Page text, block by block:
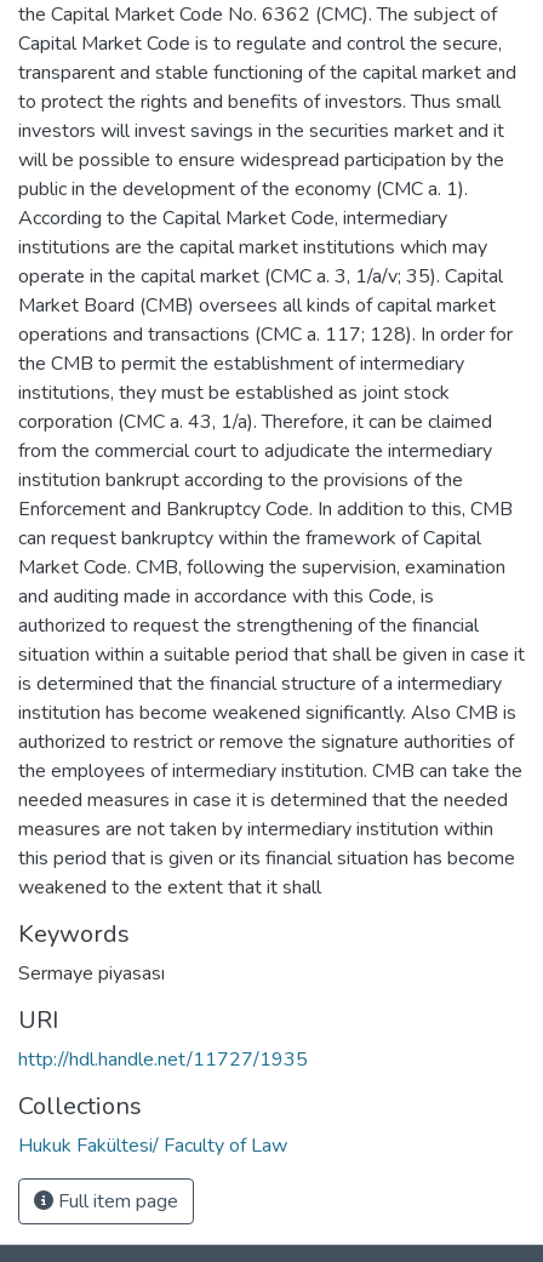
the Capital Market Code No. 6362 (CMC). The subject of
Capital Market Code is to regulate and control the secure,
transparent and stable functioning of the capital market and
to protect the rights and benefits of investors. Thus small
investors will invest savings in the securities market and it
will be possible to ensure widespread participation by the
public in the development of the economy (CMC a. 1).
According to the Capital Market Code, intermediary
institutions are the capital market institutions which may
operate in the capital market (CMC a. 3, 1/a/v; 35). Capital
Market Board (CMB) oversees all kinds of capital market
operations and transactions (CMC a. 117; 128). In order for
the CMB to permit the establishment of intermediary
institutions, they must be established as joint stock
corporation (CMC a. 43, 1/a). Therefore, it can be claimed
from the commercial court to adjudicate the intermediary
institution bankrupt according to the provisions of the
Enforcement and Bankruptcy Code. In addition to this, CMB
can request bankruptcy within the framework of Capital
Market Code. CMB, following the supervision, examination
and auditing made in accordance with this Code, is
authorized to request the strengthening of the financial
situation within a suitable period that shall be given in case it
is determined that the financial structure of a intermediary
institution has become weakened significantly. Also CMB is
authorized to restrict or remove the signature authorities of
the employees of intermediary institution. CMB can take the
needed measures in case it is determined that the needed
measures are not taken by intermediary institution within
this period that is given or its financial situation has become
weakened to the extent that it shall
Keywords
Sermaye piyasası
URI
http://hdl.handle.net/11727/1935
Collections
Hukuk Fakültesi/ Faculty of Law
Full item page